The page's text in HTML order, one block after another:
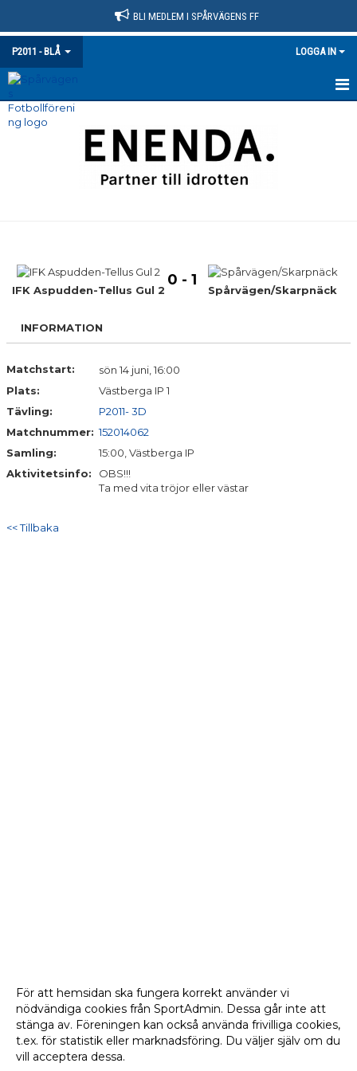
BLI MEDLEM I SPÅRVÄGENS FF
P2011 - BLÅ LOGGA IN
HEM
BILDGALLERI
DOKUMENT
IFK Aspudden-Tellus Gul 2
0 - 1
Spårvägen/Skarpnäck
INFORMATION
Matchstart:
sön 14 juni, 16:00
Plats:
Västberga IP 1
Tävling:
P2011- 3D
Matchnummer: 152014062
Samling:
15:00, Västberga IP
Aktivitetsinfo:
OBS!!!
Ta med vita tröjor eller västar
<< Tillbaka
För att hemsidan ska fungera korrekt använder vi
nödvändiga cookies från SportAdmin. Dessa går inte att
stänga av. Föreningen kan också använda frivilliga cookies,
t.ex. för statistik eller marknadsföring. Du väljer själv om du
vill acceptera dessa.